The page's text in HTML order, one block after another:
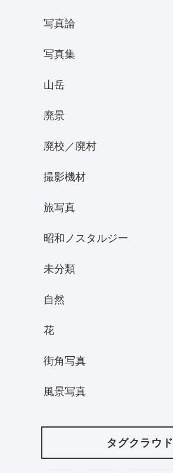
写真論
写真集
山岳
廃景
廃校／廃村
撮影機材
旅写真
昭和ノスタルジー
未分類
自然
花
街角写真
風景写真
タグクラウド